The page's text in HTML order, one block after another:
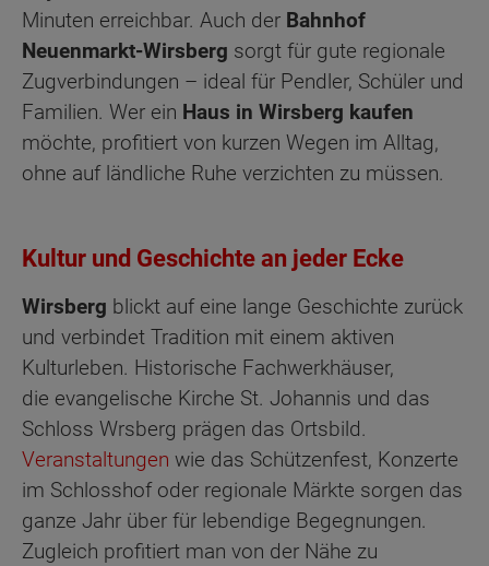
Minuten erreichbar. Auch der Bahnhof
Neuenmarkt-Wirsberg sorgt für gute regionale
Zugverbindungen – ideal für Pendler, Schüler und
Familien. Wer ein Haus in Wirsberg kaufen
möchte, profitiert von kurzen Wegen im Alltag,
ohne auf ländliche Ruhe verzichten zu müssen.
Kultur und Geschichte an jeder Ecke
Wirsberg blickt auf eine lange Geschichte zurück
und verbindet Tradition mit einem aktiven
Kulturleben. Historische Fachwerkhäuser,
die evangelische Kirche St. Johannis und das
Schloss Wrsberg prägen das Ortsbild.
Veranstaltungen wie das Schützenfest, Konzerte
im Schlosshof oder regionale Märkte sorgen das
ganze Jahr über für lebendige Begegnungen.
Zugleich profitiert man von der Nähe zu